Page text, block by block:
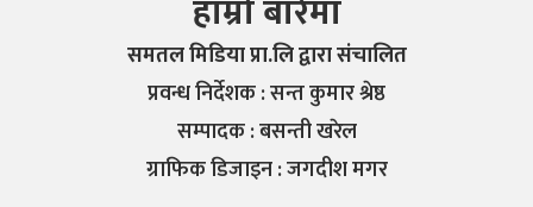
हाम्रो बारेमा
समतल मिडिया प्रा.लि द्वारा संचालित
प्रवन्ध निर्देशक : सन्त कुमार श्रेष्ठ
सम्पादक : बसन्ती खरेल
ग्राफिक डिजाइन : जगदीश मगर